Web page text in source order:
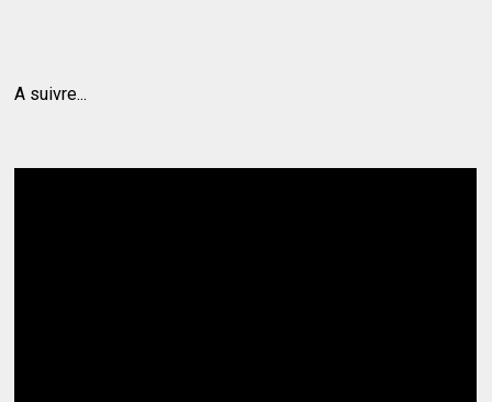
A suivre...